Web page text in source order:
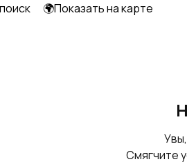
Транспортеры и
🌍Показать на карте
Смягчите